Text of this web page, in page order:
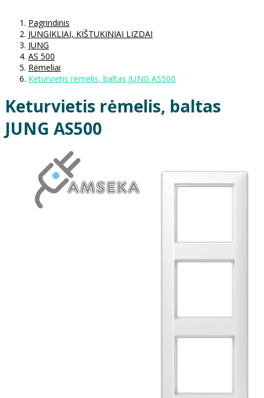
Pagrindinis
JUNGIKLIAI, KIŠTUKINIAI LIZDAI
JUNG
AS 500
Rėmeliai
Keturvietis rėmelis, baltas JUNG AS500
Keturvietis rėmelis, baltas
JUNG AS500